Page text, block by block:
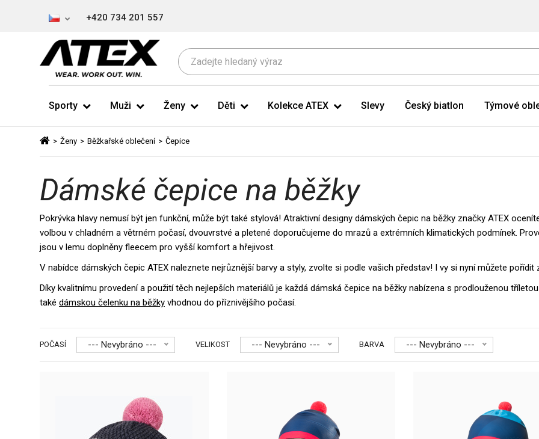
+420 734 201 557
Sporty Muži Ženy Děti Kolekce ATEX Slevy Český biatlon Týmové
> Ženy > Běžkařské oblečení > Čepice
Dámské čepice na běžky
Pokrývka hlavy nemusí být jen funkční, může být také stylová! Atraktivní designy dámských čepic na běžky značky ATEX
volbou v chladném a větrném počasí, dvouvrstvé a pletené doporučujeme do mrazů a extrémních klimatických podmínek.
jsou v lemu doplněny fleecem pro vyšší komfort a hřejivost.
V nabídce dámských čepic ATEX naleznete nejrůznější barvy a styly, zvolte si podle vašich představ! I vy si nyní můžete
Díky kvalitnímu provedení a použití těch nejlepších materiálů je každá dámská čepice na běžky nabízena s prodlouženou
také dámskou čelenku na běžky vhodnou do příznivějšího počasí.
POČASÍ --- Nevybráno --- VELIKOST --- Nevybráno --- BARVA --- Nevybráno ---
Dámská pletená čepice KNIT růžový pruh
599 Kč
Pletená čepice